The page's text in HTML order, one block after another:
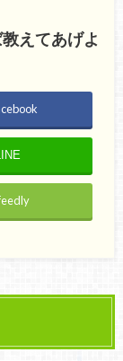
えてあげよ